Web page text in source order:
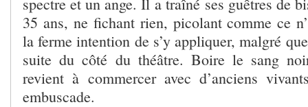
35 ans, ne fichant rien, picolant comme ce
la ferme intention de s’y appliquer, malgré
suite du côté du théâtre. Boire le sang
revient à commercer avec d’anciens
embuscade.